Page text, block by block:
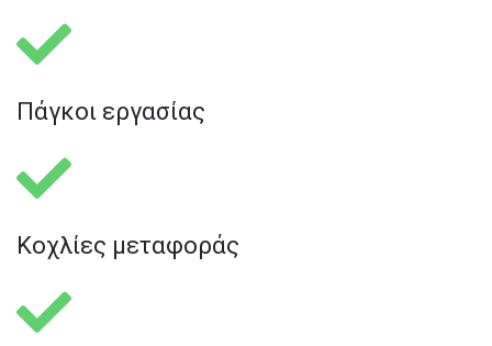
Πάγκοι εργασίας
Κοχλίες μεταφοράς